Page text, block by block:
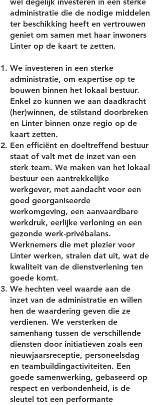
administratie die de nodige middelen
ter beschikking heeft en vertrouwen
geniet om samen met haar inwoners
Linter op de kaart te zetten.
We investeren in een sterke
administratie, om expertise op te
bouwen binnen het lokaal bestuur.
Enkel zo kunnen we aan daadkracht
(her)winnen, de stilstand doorbreken
en Linter binnen onze regio op de
kaart zetten.
Een efficiënt en doeltreffend bestuur
staat of valt met de inzet van een
sterk team. We maken van het lokaal
bestuur een aantrekkelijke
werkgever, met aandacht voor een
goed georganiseerde
werkomgeving, een aanvaardbare
werkdruk, eerlijke verloning en een
gezonde werk-privébalans.
Werknemers die met plezier voor
Linter werken, stralen dat uit, wat de
kwaliteit van de dienstverlening ten
goede komt.
We hechten veel waarde aan de
inzet van de administratie en willen
hen de waardering geven die ze
verdienen. We versterken de
samenhang tussen de verschillende
diensten door initiatieven zoals een
nieuwjaarsreceptie, personeelsdag
en teambuildingactiviteiten. Een
goede samenwerking, gebaseerd op
respect en verbondenheid, is de
sleutel tot een performante